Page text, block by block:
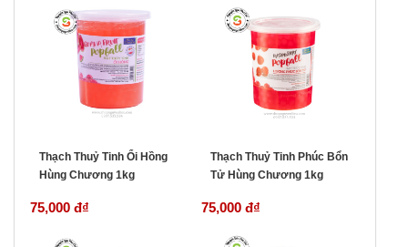
Thạch Thuỷ Tinh Ổi Hồng
Hùng Chương 1kg
75,000 đ₫
Thạch Thuỷ Tinh Phúc Bổn
Tử Hùng Chương 1kg
75,000 đ₫